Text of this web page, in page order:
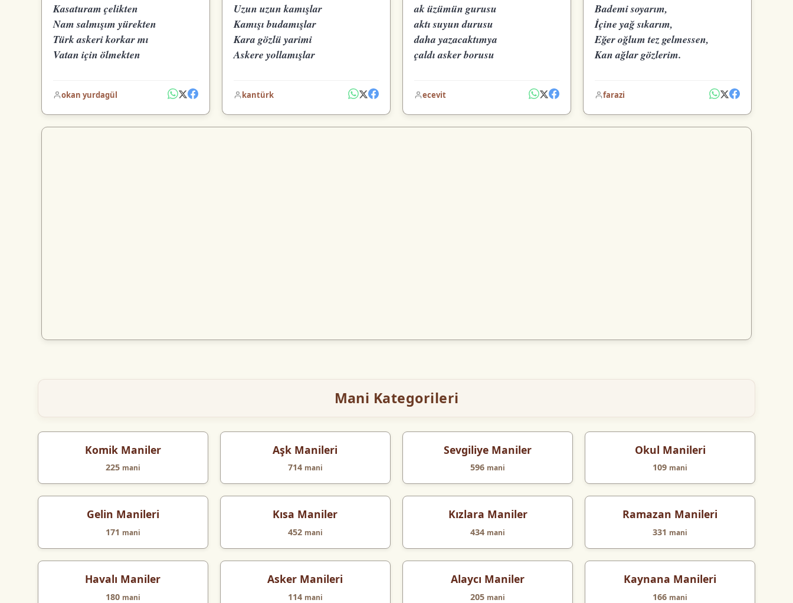
Kasaturam çelikten
Nam salmışım yürekten
Türk askeri korkar mı
Vatan için ölmekten
okan yurdagül
Uzun uzun kamışlar
Kamışı budamışlar
Kara gözlü yarimi
Askere yollamışlar
kantürk
ak üzümün gurusu
aktı suyun durusu
daha yazacaktımya
çaldı asker borusu
ecevit
Bademi soyarım,
İçine yağ sıkarım,
Eğer oğlum tez gelmessen,
Kan ağlar gözlerim.
farazi
Mani Kategorileri
Komik Maniler
225 mani
Aşk Manileri
714 mani
Sevgiliye Maniler
596 mani
Okul Manileri
109 mani
Gelin Manileri
171 mani
Kısa Maniler
452 mani
Kızlara Maniler
434 mani
Ramazan Manileri
331 mani
Havalı Maniler
180 mani
Asker Manileri
114 mani
Alaycı Maniler
205 mani
Kaynana Manileri
166 mani